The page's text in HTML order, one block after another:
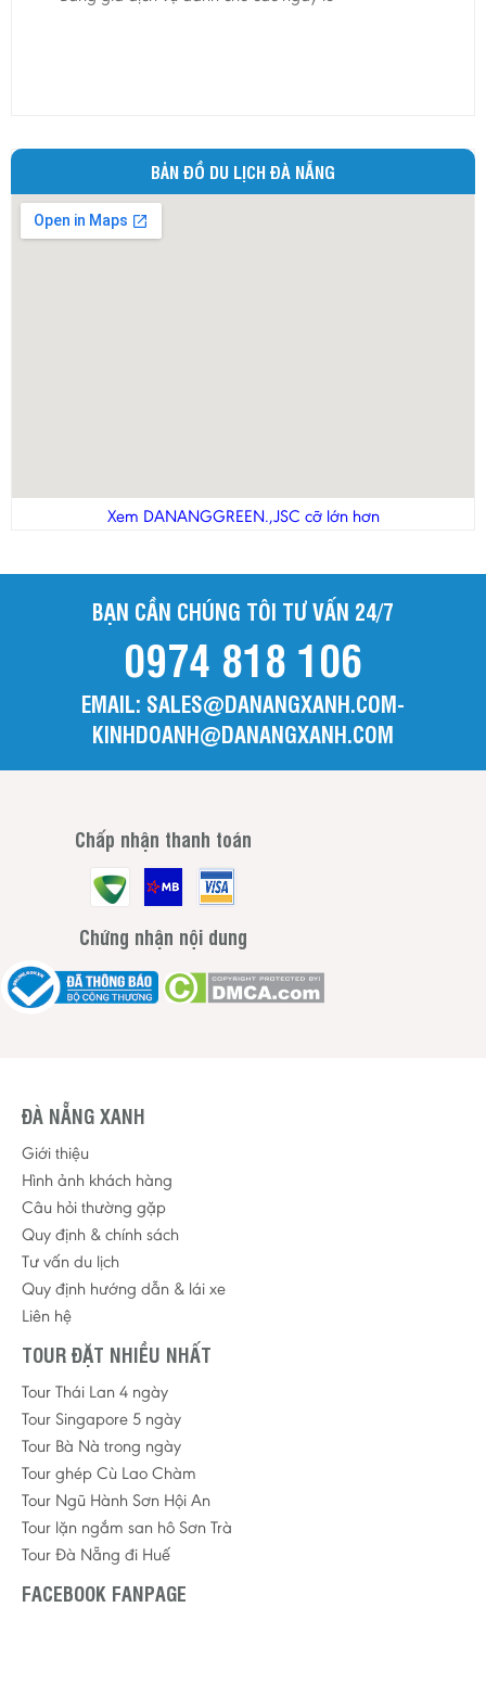
Quảng Bình
Quảng Ngãi
Quảng Ninh
Tuyên Quang
BẢN ĐỒ DU LỊCH ĐÀ NẴNG
Xem DANANGGREEN.,JSC cỡ lớn hơn
BẠN CẦN CHÚNG TÔI TƯ VẤN 24/7
0974 818 106
EMAIL: SALES@DANANGXANH.COM-
KINHDOANH@DANANGXANH.COM
Chấp nhận thanh toán
Chứng nhận nội dung
ĐÀ NẴNG XANH
Giới thiệu
Hình ảnh khách hàng
Câu hỏi thường gặp
Quy định & chính sách
Tư vấn du lịch
Quy định hướng dẫn & lái xe
Liên hệ
TOUR ĐẶT NHIỀU NHẤT
Tour Thái Lan 4 ngày
Tour Singapore 5 ngày
Tour Bà Nà trong ngày
Tour ghép Cù Lao Chàm
Tour Ngũ Hành Sơn Hội An
Tour lặn ngắm san hô Sơn Trà
Tour Đà Nẵng đi Huế
FACEBOOK FANPAGE